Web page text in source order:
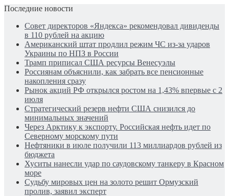
Последние новости
Совет директоров «Яндекса» рекомендовал дивиденды
в 110 рублей на акцию
Американский штат продлил режим ЧС из-за ударов
Украины по НПЗ в России
Трамп приписал США ресурсы Венесуэлы
Россиянам объяснили, как забрать все пенсионные
накопления сразу
Рынок акций РФ открылся ростом на 1,43% впервые с 2
июля
Стратегический резерв нефти США снизился до
минимальных значений
Через Арктику к экспорту. Российская нефть идет по
Северному морскому пути
Нефтяники в июле получили 113 миллиардов рублей из
бюджета
Хуситы нанесли удар по саудовскому танкеру в Красном
море
Судьбу мировых цен на золото решит Ормузский
пролив, заявил эксперт